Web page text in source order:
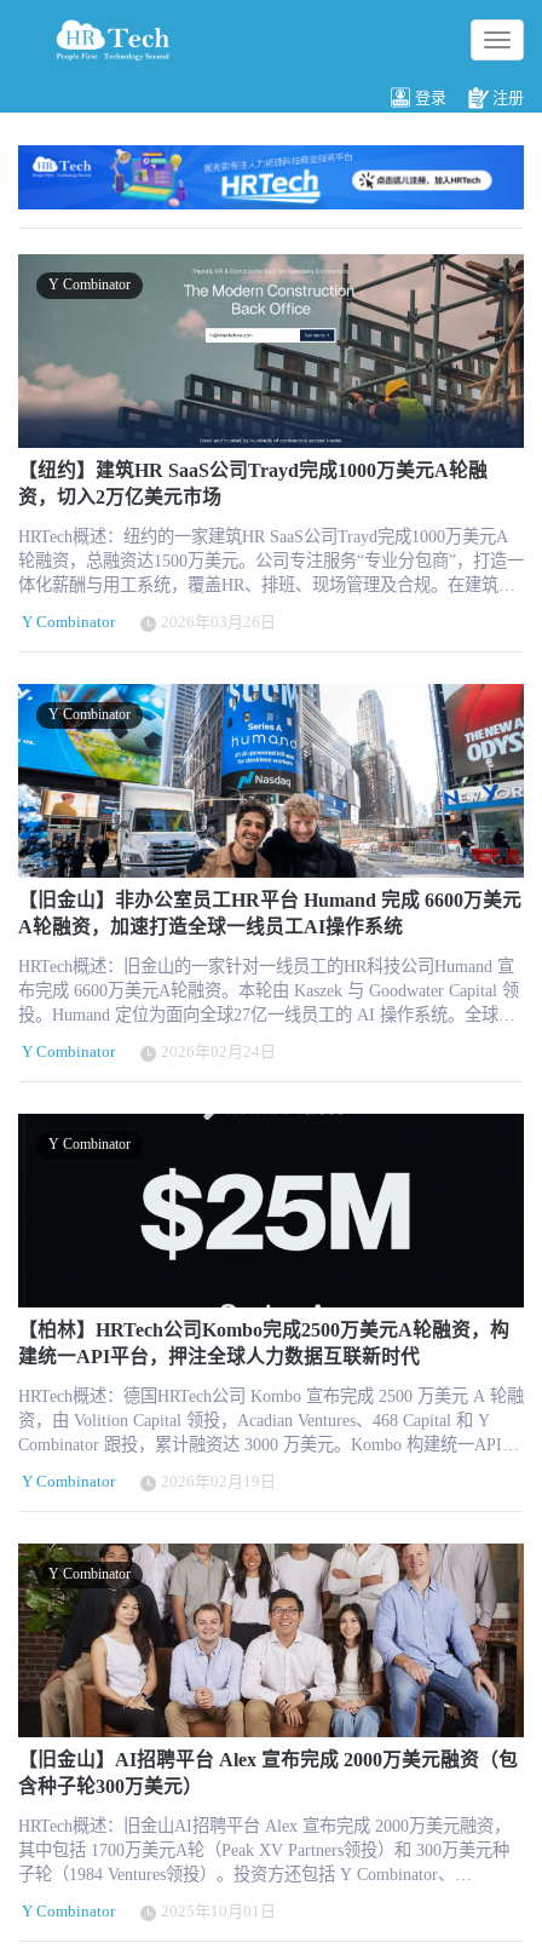
切
换
航
登录 注册
Y Combinator
【纽约】建筑HR SaaS公司Trayd完成1000万美元A轮融
资，切入2万亿美元市场
HRTech概述：纽约的一家建筑HR SaaS公司Trayd完成1000万美元A
轮融资，总融资达1500万美元。公司专注服务“专业分包商”，打造一
体化薪酬与用工系统，覆盖HR、排班、现场管理及合规。在建筑行
业复杂的薪酬体系中，涉及工会规则、多州税务、政府项目工资标
准等多重变量，传统系统难以适配。Trayd通过自动化和结构化数据
处理，将薪酬处理时间从14小时缩短至27分钟，并支持客户在员工
增长300%的情况下无需增加行政成本。更多请关注 HR Tech，为你
带来全球最新 HR 科技资讯。 融资背景：瞄准建筑行业核心痛点的
垂直HR系统 总部位于纽约的建筑行业薪酬与人力资源平台 Trayd 宣
布完成1000万美元A轮融资。本轮融资由 White Star Capital 领投，
Suffolk Technologies 与 Y Combinator 跟投，同时获得来自房地产与
科技投资机构 RXR 的战略投资。至此，公司累计融资达到1500万美
元。 此次融资发生在一个关键节点：美国建筑行业规模已达到约2万
亿美元，但长期以来，针对“专业分包商（specialty trade
contractors）”的数字化工具明显不足。与总承包商相比，分包商数量
高出约400倍，却缺乏匹配其复杂业务场景的系统支持，这一结构性
缺口为Trayd提供了明确的市场切入点。 产品定位：构建面向分包商
Cara Kessler 创立，定位为面向建筑行业分包商的一体化后台操作系
统。其产品覆盖薪酬（Payroll）、人力资源（HR）、排班
（Scheduling）以及现场管理（Field Tracking）等核心模块，并支持
与主流ERP和财务系统集成。 与传统HR系统不同，Trayd的设计从一
（Prevailing Wage）以及不同项目类型的合规要求。该类场景高度碎
片化且规则复杂，是通用HR SaaS难以覆盖的领域。 从本质上看，
Trayd并非单一功能工具，而是在构建一个能够承载复杂劳动力管理
逻辑的行业级操作系统。 效率提升：从14小时到27分钟的结构性优
化 在实际应用中，Trayd的核心价值体现在显著的效率提升。公司披
露，其平台已将平均每周薪酬处理时间从14小时压缩至27分钟，几
乎释放出两天的后台人力成本。 同时，客户案例显示，在使用Trayd
人员。这意味着，Trayd不仅优化了流程效率，也在根本上改变了“人
力规模与管理成本线性增长”的传统逻辑。 这一能力的关键在于其对
复杂薪酬规则的自动化处理，包括工资分类、税务调整与合规报表
生成，从而减少人为错误和重复劳动。 行业驱动：合规压力与数字
化需求叠加 当前，建筑行业正面临双重压力：一方面是劳动力管理
复杂性持续上升，另一方面是监管要求显著加强。 尤其是在2023年
Davis-Bacon Act更新之后，承包商需要对薪酬与工种分类进行更严格
的记录与合规管理，否则可能面临项目资格取消或经济处罚。这一
Trayd选择从这一核心流程切入，实际上抓住了行业数字化转型的关
键入口。 增长表现：高速扩张验证市场需求 自成立以来，Trayd保
持了高速增长。公司团队规模已从最初的6人扩展至24人，并实现超
过600%的年收入增长。 这一增长不仅来自产品能力，也反映出市场
对“垂直行业HR SaaS”的真实需求。与通用型平台相比，能够深入具
体行业场景、解决复杂业务问题的系统，更容易形成高粘性与长期
价值。 投资方White Star Capital表示，Trayd不仅是在解决薪酬问
题，更是在构建面向建筑行业的端到端运营基础设施。 趋势判断：
HR SaaS从通用工具走向行业基础设施 从更宏观的HR科技发展趋势
来看，Trayd的案例具有代表性意义。 过去十年，HR SaaS的发展以
通用平台为主，强调标准化与规模化；而当前阶段，行业正在向“垂
直化+复杂场景+自动化”的方向演进。 尤其是在建筑、医疗、物流等
高复杂度行业，HR系统需要深度嵌入业务流程，处理多维度规则与
合规要求，这类能力难以通过通用产品实现。 Trayd的路径表明，未
营的底层基础设施。这一转变，也意味着HR系统正在从“支持工具”
升级为“生产力引擎”。
Y Combinator 2026年03月26日
Y Combinator
【旧金山】非办公室员工HR平台 Humand 完成 6600万美元
A轮融资，加速打造全球一线员工AI操作系统
HRTech概述：旧金山的一家针对一线员工的HR科技公司Humand 宣
布完成 6600万美元A轮融资。本轮由 Kaszek 与 Goodwater Capital 领
投。Humand 定位为面向全球27亿一线员工的 AI 操作系统。全球近
80%的劳动力属于非办公室员工，但长期缺乏数字化工具支持。
Humand 通过移动优先的 AI 原生平台，将沟通、培训、绩效与人力
流程整合为统一系统。AI 智能体嵌入各类流程，实现自然语言操作
与自动化响应。目前平台已服务超过160万用户，覆盖51个国家与
1500多家企业。更多全球HR科技资讯，请关注HRTechChina 总部位
（USD 66M）A轮融资。本轮融资将重点用于加速美国市场扩张、加
强AI产品研发能力，并推动其成为全球非办公室员工（non-desk
workers）领域的品类领导者。 此次融资不仅是公司发展过程中的重
要里程碑，也被视为“非办公室员工数字化”赛道进入规模化竞争阶段
据公司披露的数据，全球约80%的劳动力属于非办公室员工，规模约
为27亿人。这部分群体包括零售门店员工、制造工厂工人、医护人
员、仓储与物流人员、建筑工人、餐饮与酒店服务人员等。他们并
脑。 长期以来，企业级HR系统主要围绕“坐在办公桌前的白领员工”
构建。大多数传统HCM或HR软件默认每位员工都具备企业邮箱、PC
访问权限和标准化办公时间安排。这一产品逻辑导致非办公室员工
在企业数字化转型过程中被边缘化。 结果是： · 员工无法便捷获取
员工参与度和归属感偏低 Humand 正是基于这一结构性痛点切入市
场。 移动优先的一体化HR平台：为一线场景而设计 Humand 的核心
产品定位为“面向非办公室员工的一体化移动优先HR平台”。与传统
系统不同，其平台从底层设计逻辑出发，以移动端为核心载体，并
适配现场工作环境。 在一个移动应用中，Humand整合了30多个模块
功能，包括： ·内部沟通与公司公告 ·请假申请与审批流程 ·员工福
利信息查询与注册 ·培训与发展项目 ·公司政策与文件访问 ·员工认
可与文化建设工具 最关键的是，该平台无需企业邮箱，也不依赖桌
面端访问。员工只需通过手机即可完成日常HR交互。 这一设计思路
解决了非办公室员工长期存在的“数字触达障碍”，同时为企业提供了
一个统一的员工管理与沟通环境。 Sammy：嵌入式AI HR助手
Humand 在产品层面的重要创新之一，是其AI HR助手“Sammy”。
Sammy 允许员工通过自然语言与系统进行互动。例如： ·查询剩余
假期天数 ·了解健康保险选项 ·搜索公司政策 ·获取培训信息 这一AI
助手的作用在于降低员工使用门槛，并显著减少HR部门重复性工作
量。过去需要人工回复的常规问题，现在可以由AI即时处理。 从产
Y Combinator 2026年02月24日
Y Combinator
【柏林】HRTech公司Kombo完成2500万美元A轮融资，构
建统一API平台，押注全球人力数据互联新时代
HRTech概述：德国HRTech公司 Kombo 宣布完成 2500 万美元 A 轮融
资，由 Volition Capital 领投，Acadian Ventures、468 Capital 和 Y
Combinator 跟投，累计融资达 3000 万美元。Kombo 构建统一API平
台，解决 HRIS、ATS、薪酬系统等核心人力数据的互操作性问题，
目前已服务 300+ 全球客户。 德国柏林HR科技基础设施公司Kombo
近日宣布完成2500万美元A轮融资。本轮融资由Volition Capital领
投，Acadian Ventures、468 Capital以及Y Combinator继续参与投资。
至此，公司自2022年成立以来的累计融资总额达到3000万美元。这
笔资金将用于加速产品能力扩展、提升企业级安全标准，并推动欧
洲与美国市场的团队扩张。 Kombo并不是一家传统意义上的招聘系
统或薪酬软件公司。其核心定位是“统一API基础设施平台”，专注解
决HR Tech生态系统中长期存在的数据孤岛与系统互操作性难题。在
当今企业普遍同时使用HRIS、ATS、Payroll、LMS等多种系统的背
景下，不同软件之间的对接成本高、维护复杂、标准不统一，已成
为行业发展的隐形瓶颈。 Kombo通过构建标准化、统一的API接口
层，让HR科技公司无需分别对接数十甚至上百个不同系统，从而大
幅缩短产品集成周期，降低维护成本。对于SaaS厂商而言，这意味
畅的数据流通、更高的数据准确性以及更好的用户体验。 随着AI技
术加速进入企业软件领域，数据互通的重要性进一步放大。AI模
型、智能代理以及自动化流程都依赖结构化、实时且高质量的人力
数据。Kombo的基础设施能力，实际上成为AI应用落地的重要底层
Y Combinator 2026年02月19日
Y Combinator
【旧金山】AI招聘平台 Alex 宣布完成 2000万美元融资（包
含种子轮300万美元）
HRTech概述：旧金山AI招聘平台 Alex 宣布完成 2000万美元融资，
其中包括 1700万美元A轮（Peak XV Partners领投）和 300万美元种
子轮（1984 Ventures领投）。投资方还包括 Y Combinator、
Uncorrelated Ventures、财富500强企业CHRO等。Alex 通过超过20个
AI自动化工作流（简历筛选、视频/电话面试、欺诈检测、ATS对接
等），帮助企业更快、更公平地发现候选人。短短18个月内，已服
Y Combinator 2025年10月01日